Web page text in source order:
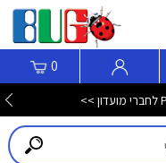
0